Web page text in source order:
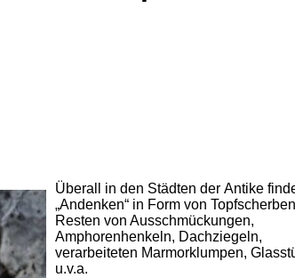
Überall in den Städten der Antike
„Andenken“ in Form von
Resten von Ausschmückungen,
Amphorenhenkeln, Dachziegeln,
verarbeiteten Marmorklumpen,
u.v.a.